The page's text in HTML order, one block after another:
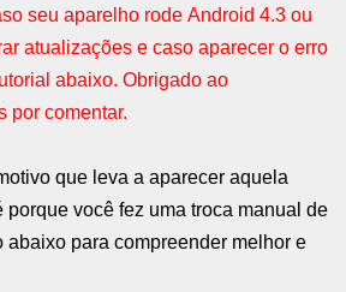
seu aparelho rode Android 4.3 ou
atualizações e caso aparecer o erro
abaixo. Obrigado ao
por comentar.
que leva a aparecer aquela
porque você fez uma troca manual de
abaixo para compreender melhor e